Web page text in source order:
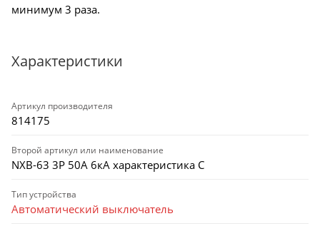
минимум 3 раза.
Характеристики
Артикул производителя
814175
Второй артикул или наименование
NXB-63 3P 50А 6кА характеристика C
Тип устройства
Автоматический выключатель